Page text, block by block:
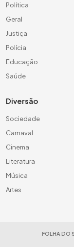
Política
Geral
Justiça
Polícia
Educação
Saúde
Diversão
Sociedade
Carnaval
Cinema
Literatura
Música
Artes
FOLHA DO